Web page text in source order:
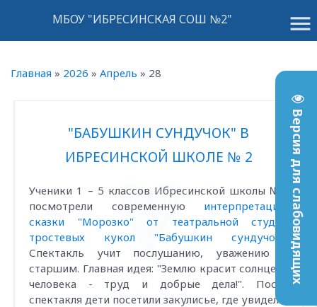
Версия для слабовидящих
menu
МБОУ "ИБРЕСИНСКАЯ СОШ №2"
Главная » 2026 » Апрель » 28
"БАБУШКИН СУНДУЧОК" В
ИБРЕСИНСКОЙ ШКОЛЕ № 2
Ученики 1 – 5 классов Ибресинской школы №2
посмотрели современную интерпретацию
сказки "Морозко" от театральной студии
тростевых кукол "Бабушкин сундучок"
Спектакль учит послушанию, уважению к
старшим. Главная идея: "Землю красит солнце, а
человека - труд и добрые дела!". После
спектакля дети посетили закулисье, где увидели,